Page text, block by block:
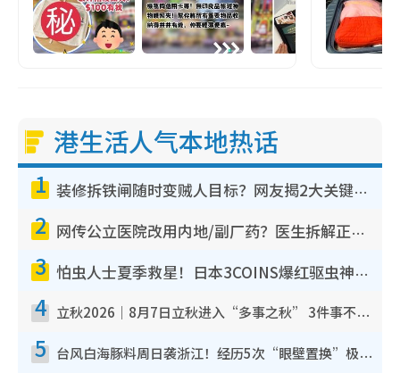
港生活人气本地热话
1 装修拆铁闸随时变贼人目标？网友揭2大关键用途：装新款等于白装？附新旧铁闸分别
2 网传公立医院改用内地/副厂药？医生拆解正副厂分别，揭4类人换药随时出事
3 怕虫人士夏季救星！日本3COINS爆红驱虫神器$45起 1招“全程免触碰”轻松搞定小强
4 立秋2026｜8月7日立秋进入“多事之秋” 3件事不可做！专家教6招开运 清杂物／钱包纳气接好运
5 台风白海豚料周日袭浙江！经历5次“眼壁置换”极罕见 成登陆内地最长途台风